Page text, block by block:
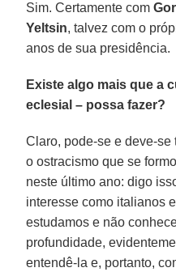
Sim. Certamente com
Yeltsin, talvez com o
anos de sua presidência.
Existe algo mais que a
eclesial – possa fazer?
Claro, pode-se e deve-
o ostracismo que se
neste último ano: digo
interesse como italianos
estudamos e não
profundidade,
entendê-la e, portanto,